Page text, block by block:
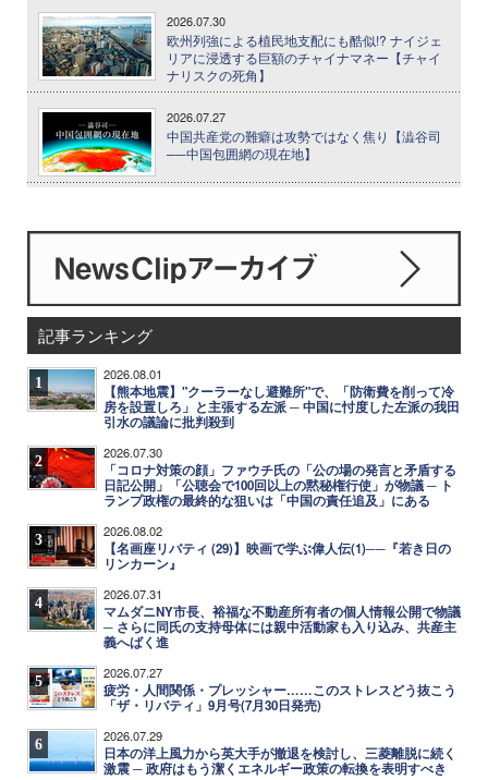
2026.07.30
欧州列強による植民地支配にも酷似!? ナイジェ
リアに浸透する巨額のチャイナマネー【チャイ
ナリスクの死角】
2026.07.27
中国共産党の難癖は攻勢ではなく焦り【澁谷司
──中国包囲網の現在地】
記事ランキング
1 2026.08.01
【熊本地震】"クーラーなし避難所"で、「防衛費を削って冷
房を設置しろ」と主張する左派 ─ 中国に忖度した左派の我田
引水の議論に批判殺到
2 2026.07.30
「コロナ対策の顔」ファウチ氏の「公の場の発言と矛盾する
日記公開」「公聴会で100回以上の黙秘権行使」が物議 ─ ト
ランプ政権の最終的な狙いは「中国の責任追及」にある
3 2026.08.02
【名画座リバティ (29)】映画で学ぶ偉人伝(1)──『若き日の
リンカーン』
4 2026.07.31
マムダニNY市長、裕福な不動産所有者の個人情報公開で物議
─ さらに同氏の支持母体には親中活動家も入り込み、共産主
義へばく進
5 2026.07.27
疲労・人間関係・プレッシャー……このストレスどう抜こう
「ザ・リバティ」9月号(7月30日発売)
6 2026.07.29
日本の洋上風力から英大手が撤退を検討し、三菱離脱に続く
激震 ─ 政府はもう潔くエネルギー政策の転換を表明すべき